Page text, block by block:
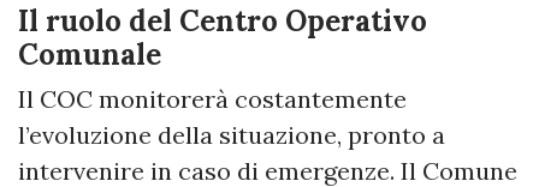
Il ruolo del Centro Operativo
Comunale
Il COC monitorerà costantemente
l’evoluzione della situazione, pronto a
intervenire in caso di emergenze. Il Comune